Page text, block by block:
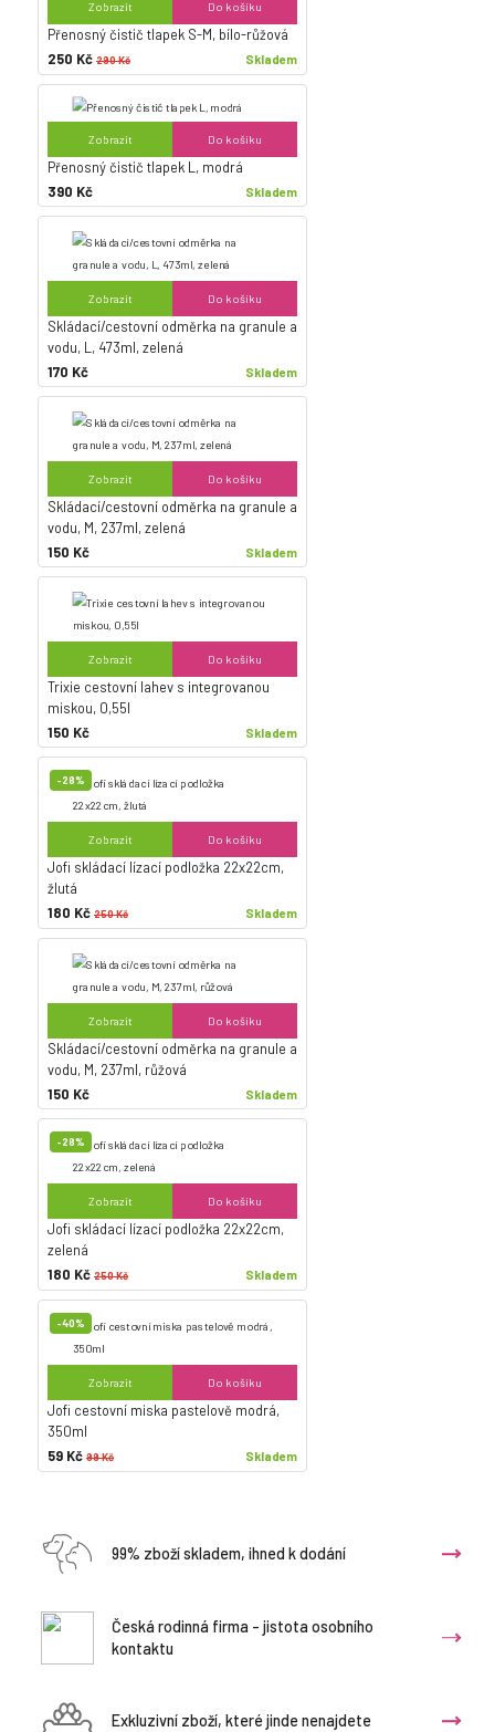
Zobrazit Do košíku
Přenosný čistič tlapek S-M, bílo-růžová
250 Kč 290 Kč Skladem
Zobrazit Do košíku
Přenosný čistič tlapek L, modrá
390 Kč
Skladem
Zobrazit Do košíku
Skládací/cestovní odměrka na granule a
vodu, L, 473ml, zelená
170 Kč
Skladem
Zobrazit Do košíku
Skládací/cestovní odměrka na granule a
vodu, M, 237ml, zelená
150 Kč
Skladem
Zobrazit Do košíku
Trixie cestovní lahev s integrovanou
miskou, 0,55l
150 Kč
Skladem
-28%
Zobrazit Do košíku
Jofi skládací lízací podložka 22x22cm,
žlutá
180 Kč 250 Kč Skladem
Zobrazit Do košíku
Skládací/cestovní odměrka na granule a
vodu, M, 237ml, růžová
150 Kč
Skladem
-28%
Zobrazit Do košíku
Jofi skládací lízací podložka 22x22cm,
zelená
180 Kč 250 Kč Skladem
-40%
Zobrazit Do košíku
Jofi cestovní miska pastelově modrá,
350ml
59 Kč 99 Kč Skladem
99% zboží skladem, ihned k dodání
Česká rodinná firma - jistota osobního
kontaktu
Exkluzivní zboží, které jinde nenajdete